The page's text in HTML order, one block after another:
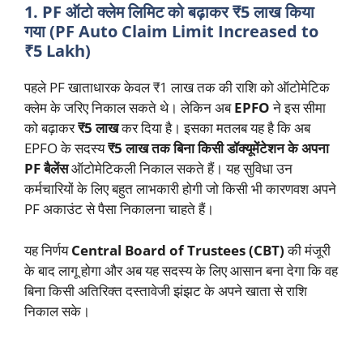
1. PF ऑटो क्लेम लिमिट को बढ़ाकर ₹5 लाख किया
गया (PF Auto Claim Limit Increased to
₹5 Lakh)
पहले PF खाताधारक केवल ₹1 लाख तक की राशि को ऑटोमेटिक
क्लेम के जरिए निकाल सकते थे। लेकिन अबEPFOने इस सीमा
को बढ़ाकर₹5 लाखकर दिया है। इसका मतलब यह है कि अब
EPFO के सदस्य₹5 लाख तक बिना किसी डॉक्यूमेंटेशन के अपना
PF बैलेंसऑटोमेटिकली निकाल सकते हैं। यह सुविधा उन
कर्मचारियों के लिए बहुत लाभकारी होगी जो किसी भी कारणवश अपने
PF अकाउंट से पैसा निकालना चाहते हैं।
यह निर्णयCentral Board of Trustees (CBT)की मंजूरी
के बाद लागू होगा और अब यह सदस्य के लिए आसान बना देगा कि वह
बिना किसी अतिरिक्त दस्तावेजी झंझट के अपने खाता से राशि
निकाल सके।